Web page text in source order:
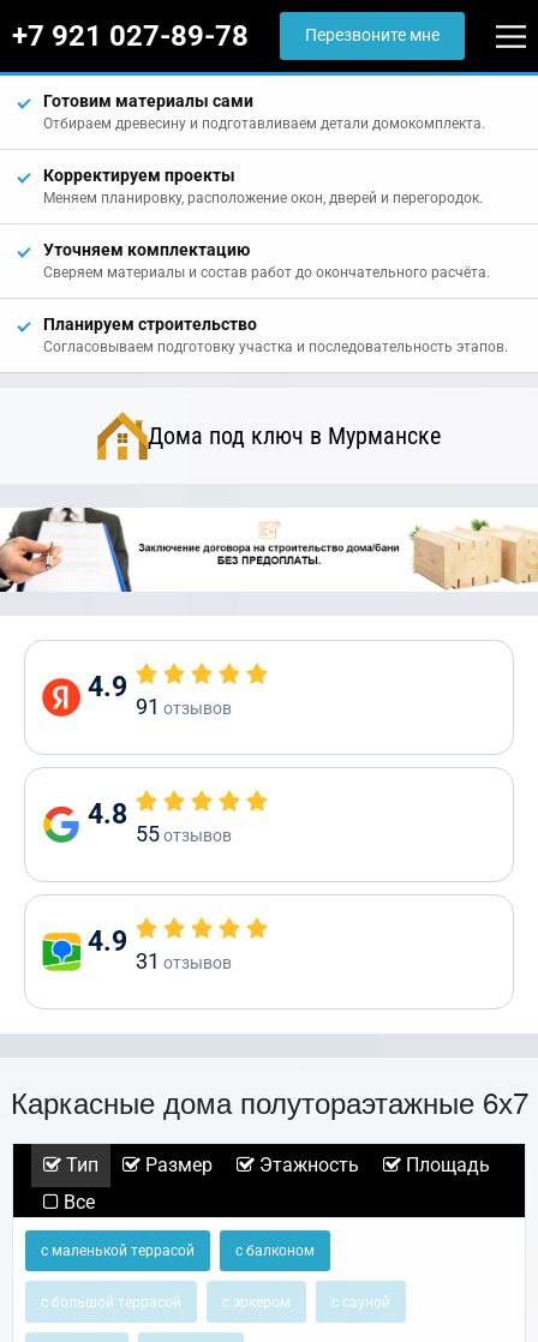
+7 921 027-89-78 Перезвоните мне
Готовим материалы сами
Отбираем древесину и подготавливаем детали домокомплекта.
Корректируем проекты
Меняем планировку, расположение окон, дверей и перегородок.
Уточняем комплектацию
Сверяем материалы и состав работ до окончательного расчёта.
Планируем строительство
Согласовываем подготовку участка и последовательность этапов.
Дома под ключ в Мурманске
4.9
91 отзывов
4.8
55отзывов
4.9
31 отзывов
Каркасные дома полутораэтажные 6х7
Тип Размер Этажность
Площадь
Все
с маленькой террасой с балконом
с большой террасой с эркером с сауной